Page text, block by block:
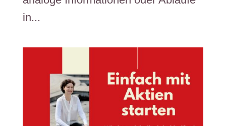
in...